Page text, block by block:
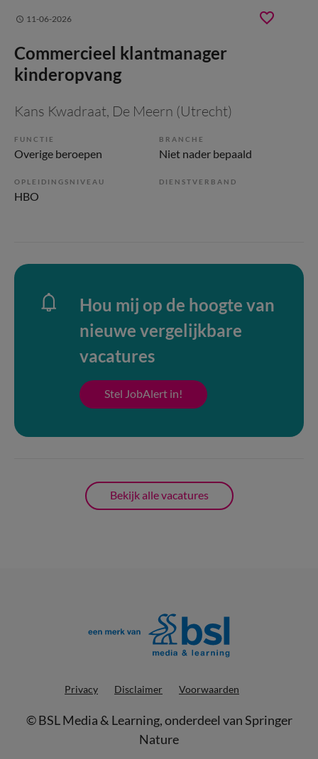
11-06-2026
Commercieel klantmanager
kinderopvang
Kans Kwadraat, De Meern (Utrecht)
FUNCTIE
Overige beroepen
BRANCHE
Niet nader bepaald
OPLEIDINGSNIVEAU
HBO
DIENSTVERBAND
Hou mij op de hoogte van
nieuwe vergelijkbare
vacatures
Stel JobAlert in!
Bekijk alle vacatures
Privacy Disclaimer Voorwaarden
©BSL Media & Learning, onderdeel vanSpringer
Nature